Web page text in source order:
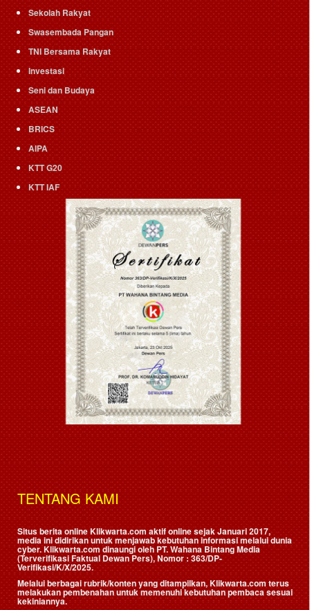
Sekolah Rakyat
Swasembada Pangan
TNI Bersama Rakyat
Investasi
Seni dan Budaya
ASEAN
BRICS
AIPA
KTT G20
KTT IAF
TENTANG KAMI
Situs berita online Klikwarta.com aktif online sejak Januari 2017,
media ini didirikan untuk menjawab kebutuhan informasi melalui dunia
cyber. Klikwarta.com dinaungi oleh PT. Wahana Bintang Media
(Terverifikasi Faktual Dewan Pers), Nomor : 363/DP-
Verifikasi/K/X/2025.
Melalui berbagai rubrik/konten yang ditampilkan, Klikwarta.com terus
melakukan pembenahan untuk memenuhi kebutuhan pembaca sesuai
kekiniannya.